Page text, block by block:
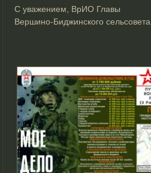
С уважением, ВрИО Главы
Вершино-Биджинского сельсовета